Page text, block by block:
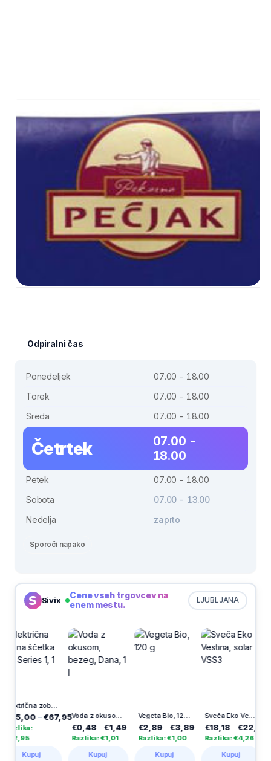
Odpiralni čas
Ponedeljek
07.00 - 18.00
Torek
07.00 - 18.00
Sreda
07.00 - 18.00
Četrtek
07.00 -
18.00
Petek
07.00 - 18.00
Sobota
07.00 - 13.00
Nedelja
zaprto
Sporoči napako
Sivix LJUBLJANA
Cene vseh trgovcev na
enem mestu.
Električna zobna ščetka Pro Series 1, 1 kos
–€67,95 Voda z okusom, bezeg, Dana, 1 l
–€1,49
Razlika: €1,01
Vegeta Bio, 120 g
€2,89 –€3,89
Razlika: €1,00
Sveča Eko Vestina, solar VSS3
€18,18–€22,44
Razlika: €4,26
-30%
€3,49